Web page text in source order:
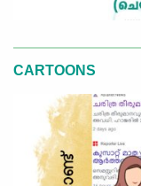
CARTOONS